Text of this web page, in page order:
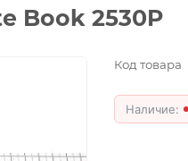
Book 2530P
Код товара